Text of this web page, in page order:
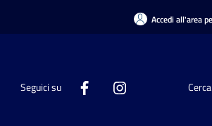
Accedi all'area
Seguici su Cerca